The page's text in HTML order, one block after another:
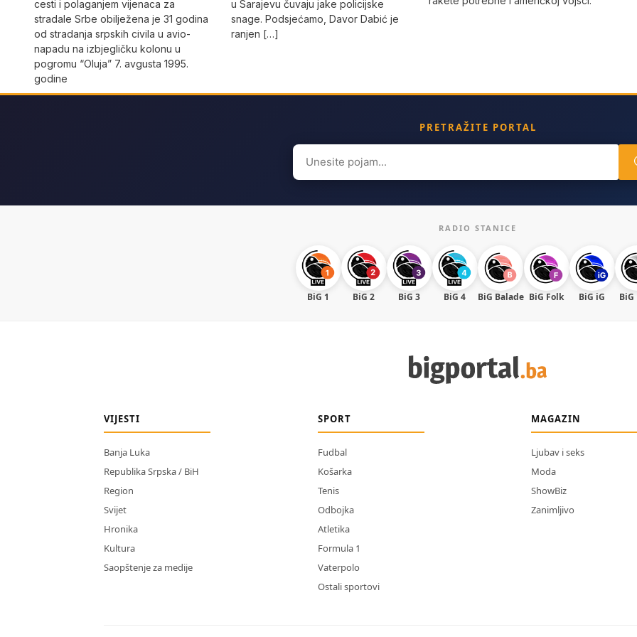
cesti i polaganjem vijenaca za
stradale Srbe obilježena je 31 godina
od stradanja srpskih civila u avio-
napadu na izbjegličku kolonu u
pogromu “Oluja” 7. avgusta 1995.
godine
u Sarajevu čuvaju jake policijske
snage. Podsjećamo, Davor Dabić je
ranjen […]
PRETRAŽITE PORTAL
Search
for:
RADIO STANICE
BiG 1 BiG 2 BiG 3 BiG 4 BiG Balade BiG Folk BiG iG BiG
VIJESTI
Banja Luka
Republika Srpska / BiH
Region
Svijet
Hronika
Kultura
Saopštenje za medije
SPORT
Fudbal
Košarka
Tenis
Odbojka
Atletika
Formula 1
Vaterpolo
Ostali sportovi
MAGAZIN
Ljubav i seks
Moda
ShowBiz
Zanimljivo